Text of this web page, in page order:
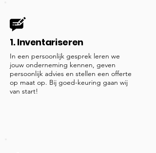
1. Inventariseren
In een persoonlijk gesprek leren we
jouw onderneming kennen, geven
persoonlijk advies en stellen een offerte
op maat op. Bij goed-keuring gaan wij
van start!